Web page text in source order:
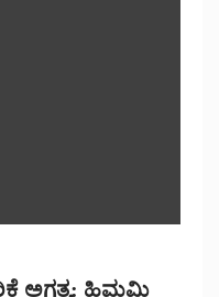
ಅಗತ್ಯ: ಹಿಮಮಿ